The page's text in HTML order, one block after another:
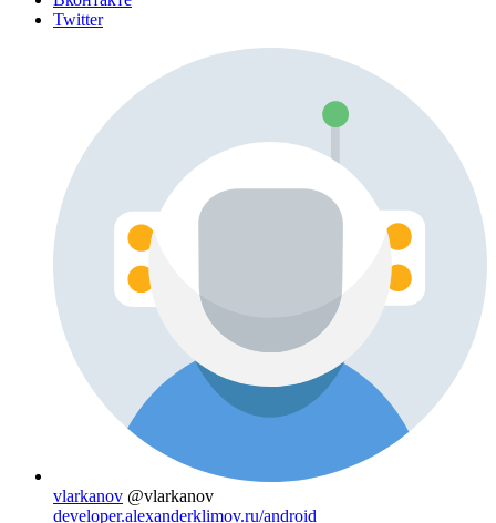
Twitter
vlarkanov @vlarkanov
developer.alexanderklimov.ru/android